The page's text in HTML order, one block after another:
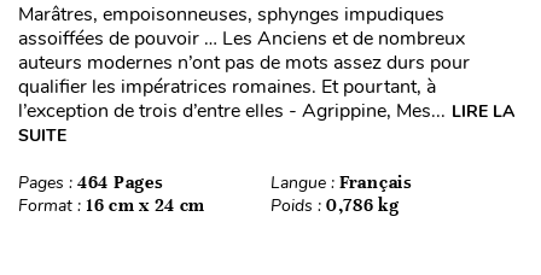
Marâtres, empoisonneuses, sphynges impudiques
assoiffées de pouvoir … Les Anciens et de nombreux
auteurs modernes n’ont pas de mots assez durs pour
qualifier les impératrices romaines. Et pourtant, à
l’exception de trois d’entre elles - Agrippine, Mes... LIRE LA
SUITE
Pages : 464 Pages Langue : Français
Format : 16 cm x 24 cm Poids : 0,786 kg